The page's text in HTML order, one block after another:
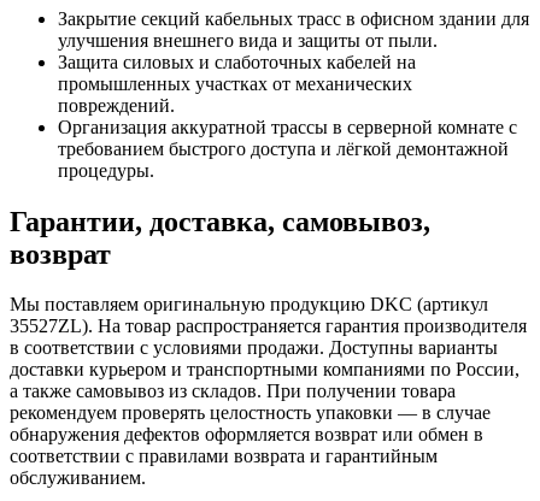
Закрытие секций кабельных трасс в офисном здании для
улучшения внешнего вида и защиты от пыли.
Защита силовых и слаботочных кабелей на
промышленных участках от механических
повреждений.
Организация аккуратной трассы в серверной комнате с
требованием быстрого доступа и лёгкой демонтажной
процедуры.
Гарантии, доставка, самовывоз,
возврат
Мы поставляем оригинальную продукцию DKC (артикул
35527ZL). На товар распространяется гарантия производителя
в соответствии с условиями продажи. Доступны варианты
доставки курьером и транспортными компаниями по России,
а также самовывоз из складов. При получении товара
рекомендуем проверять целостность упаковки — в случае
обнаружения дефектов оформляется возврат или обмен в
соответствии с правилами возврата и гарантийным
обслуживанием.